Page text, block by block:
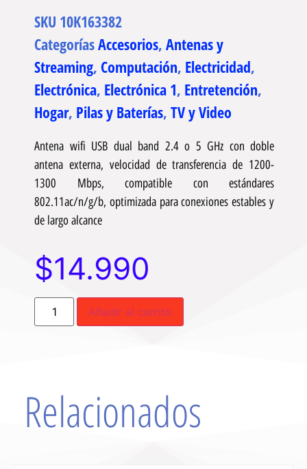
SKU 10K163382
CategoríasAccesorios, Antenas y
Streaming, Computación, Electricidad,
Electrónica, Electrónica 1, Entretención,
Hogar, Pilas y Baterías, TV y Video
Antena wifi USB dual band 2.4 o 5 GHz con doble
antena externa, velocidad de transferencia de 1200-
1300 Mbps, compatible con estándares
802.11ac/n/g/b, optimizada para conexiones estables y
de largo alcance
$14.990
Añadir al carrito
Relacionados